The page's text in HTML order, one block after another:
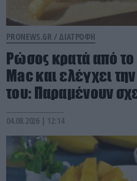
PRONEWS.GR / ΔΙΑΤΡΟΦΗ
Ρώσος κρατά από
Mac και ελέγχει
του: Παραμένουν
04.08.2026 | 12:14